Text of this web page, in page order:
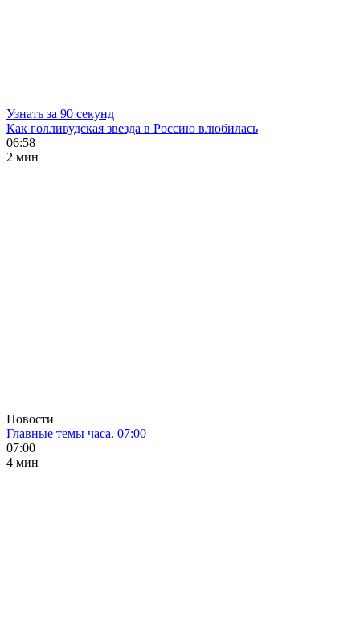
Узнать за 90 секунд
Как голливудская звезда в Россию влюбилась
06:58
2 мин
Новости
Главные темы часа. 07:00
07:00
4 мин